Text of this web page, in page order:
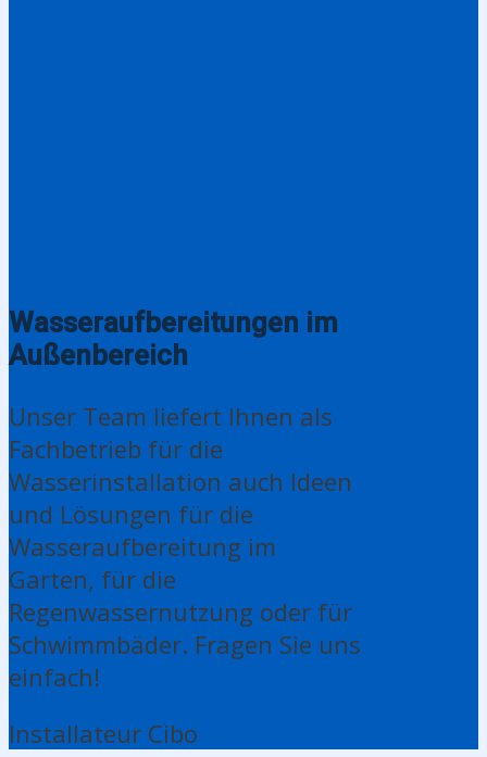
Wasseraufbereitungen im
Außenbereich
Unser Team liefert Ihnen als
Fachbetrieb für die
Wasserinstallation auch Ideen
und Lösungen für die
Wasseraufbereitung im
Garten, für die
Regenwassernutzung oder für
Schwimmbäder. Fragen Sie uns
einfach!
Installateur Cibo